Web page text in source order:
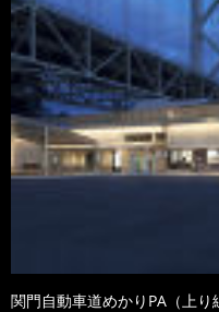
関門自動車道めかりPA（上り